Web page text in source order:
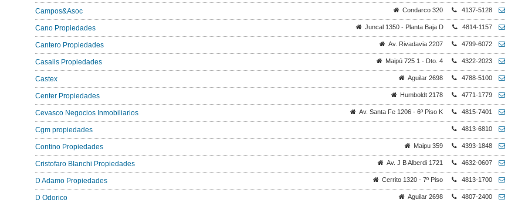
Campos&Asoc Condarco 320 4137-5128
Cano Propiedades Juncal 1350 - Planta Baja D 4814-1157
Cantero Propiedades Av. Rivadavia 2207 4799-6072
Casalis Propiedades Maipú 725 1 - Dto. 4 4322-2023
Castex Aguilar 2698 4788-5100
Center Propiedades Humboldt 2178 4771-1779
Cevasco Negocios Inmobiliarios Av. Santa Fe 1206 - 6º Piso K 4815-7401
Cgm propiedades 4813-6810
Contino Propiedades Maipu 359 4393-1848
Cristofaro BIanchi Propiedades Av. J B Alberdi 1721 4632-0607
D Adamo Propiedades Cerrito 1320 - 7º Piso 4813-1700
D Odorico Aguilar 2698 4807-2400